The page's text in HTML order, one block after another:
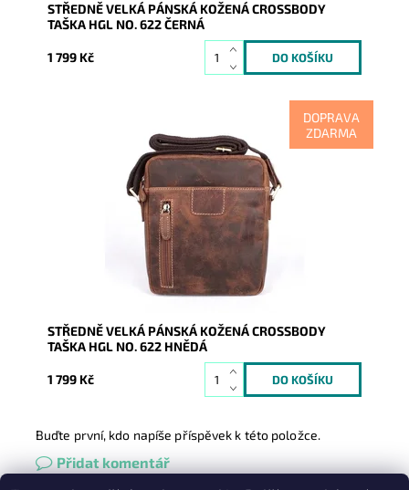
STŘEDNĚ VELKÁ PÁNSKÁ KOŽENÁ CROSSBODY
TAŠKA HGL NO. 622 ČERNÁ
1 799 Kč
DOPRAVA
ZDARMA
Kožená pánská hnědá crossbody německé značky
HGL ideální střední velikosti, zajišťuje maximální
Skladem
9914
HGL (Německo)
2 roky
STŘEDNĚ VELKÁ PÁNSKÁ KOŽENÁ CROSSBODY
TAŠKA HGL NO. 622 HNĚDÁ
1 799 Kč
Buďte první, kdo napíše příspěvek k této položce.
Přidat komentář